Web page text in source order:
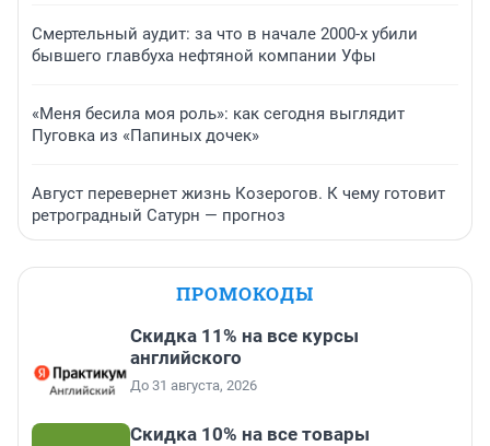
Смертельный аудит: за что в начале 2000-х убили
бывшего главбуха нефтяной компании Уфы
«Меня бесила моя роль»: как сегодня выглядит
Пуговка из «Папиных дочек»
Август перевернет жизнь Козерогов. К чему готовит
ретроградный Сатурн — прогноз
ПРОМОКОДЫ
Скидка 11% на все курсы
английского
До 31 августа, 2026
Скидка 10% на все товары